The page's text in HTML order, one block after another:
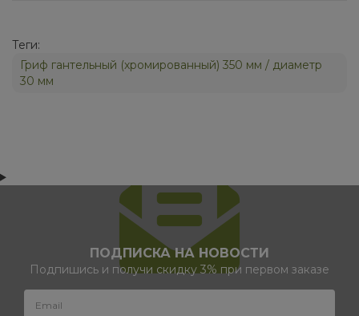
Теги:
Гриф гантельный (хромированный) 350 мм / диаметр
30 мм
ПОДПИСКА НА НОВОСТИ
Подпишись и получи скидку 3% при первом заказе